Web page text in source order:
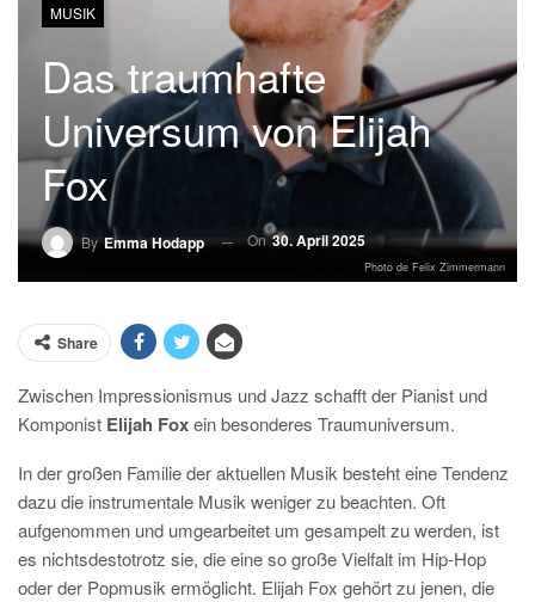
MUSIK
Das traumhafte
Universum von Elijah
Fox
ByEmma Hodapp On30. April 2025
Photo de Felix Zimmermann
Share
Zwischen Impressionismus und Jazz schafft der Pianist und
Komponist Elijah Foxein besonderes Traumuniversum.
In der großen Familie der aktuellen Musik besteht eine Tendenz
dazu die instrumentale Musik weniger zu beachten. Oft
aufgenommen und umgearbeitet um gesampelt zu werden, ist
es nichtsdestotrotz sie, die eine so große Vielfalt im Hip-Hop
oder der Popmusik ermöglicht. Elijah Fox gehört zu jenen, die